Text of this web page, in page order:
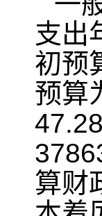
支出
初预
预算
算财